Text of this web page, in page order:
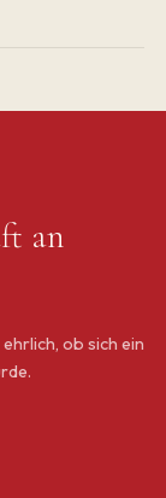
an
ob sich ein